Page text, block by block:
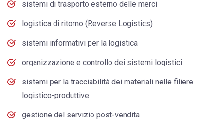
sistemi di trasporto esterno delle merci
logistica di ritorno (Reverse Logistics)
sistemi informativi per la logistica
organizzazione e controllo dei sistemi logistici
sistemi per la tracciabilità dei materiali nelle filiere
logistico-produttive
gestione del servizio post-vendita